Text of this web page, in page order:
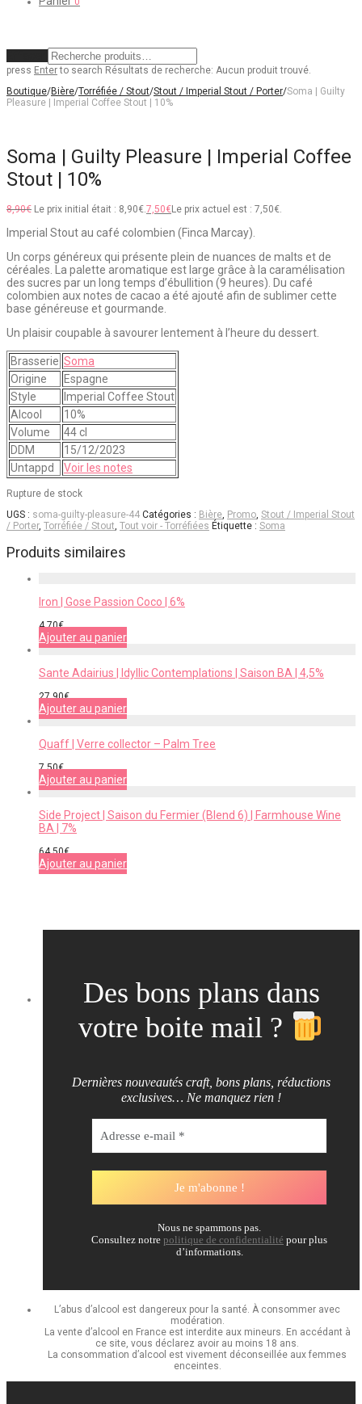
press Enterto search Résultats de recherche: Aucun produit trouvé.
Boutique/Bière/Torréfiée / Stout/Stout / Imperial Stout / Porter/Soma | Guilty
Pleasure | Imperial Coffee Stout | 10%
Soma | Guilty Pleasure | Imperial Coffee
Stout | 10%
8,90€ Le prix initial était : 8,90€.7,50€Le prix actuel est : 7,50€.
Imperial Stout au café colombien (Finca Marcay).
Un corps généreux qui présente plein de nuances de malts et de
céréales. La palette aromatique est large grâce à la caramélisation
des sucres par un long temps d’ébullition (9 heures). Du café
colombien aux notes de cacao a été ajouté afin de sublimer cette
base généreuse et gourmande.
Un plaisir coupable à savourer lentement à l’heure du dessert.
Brasserie Soma
Origine
Espagne
Style
Imperial Coffee Stout
Alcool
10%
Volume
44 cl
DDM
15/12/2023
Untappd
Voir les notes
Rupture de stock
UGS : soma-guilty-pleasure-44 Catégories : Bière, Promo, Stout / Imperial Stout
/ Porter, Torréfiée / Stout, Tout voir - Torréfiées Étiquette : Soma
Produits similaires
Iron | Gose Passion Coco | 6%
4,70€
Ajouter au panier
Sante Adairius | Idyllic Contemplations | Saison BA | 4,5%
27,90€
Ajouter au panier
Quaff | Verre collector – Palm Tree
7,50€
Ajouter au panier
Side Project | Saison du Fermier (Blend 6) | Farmhouse Wine
BA | 7%
64,50€
Ajouter au panier
Des bons plans dans
votre boite mail ?
Dernières nouveautés craft, bons plans, réductions
exclusives… Ne manquez rien !
Nous ne spammons pas.
Consultez notre politique de confidentialité pour plus
d’informations.
L’abus d’alcool est dangereux pour la santé. À consommer avec
modération.
La vente d’alcool en France est interdite aux mineurs. En accédant à
ce site, vous déclarez avoir au moins 18 ans.
La consommation d’alcool est vivement déconseillée aux femmes
enceintes.